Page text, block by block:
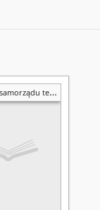
w Polsce : sukcesy, porażki, perspektywy